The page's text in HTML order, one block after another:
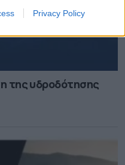
Privacy Policy
της υδροδότησης